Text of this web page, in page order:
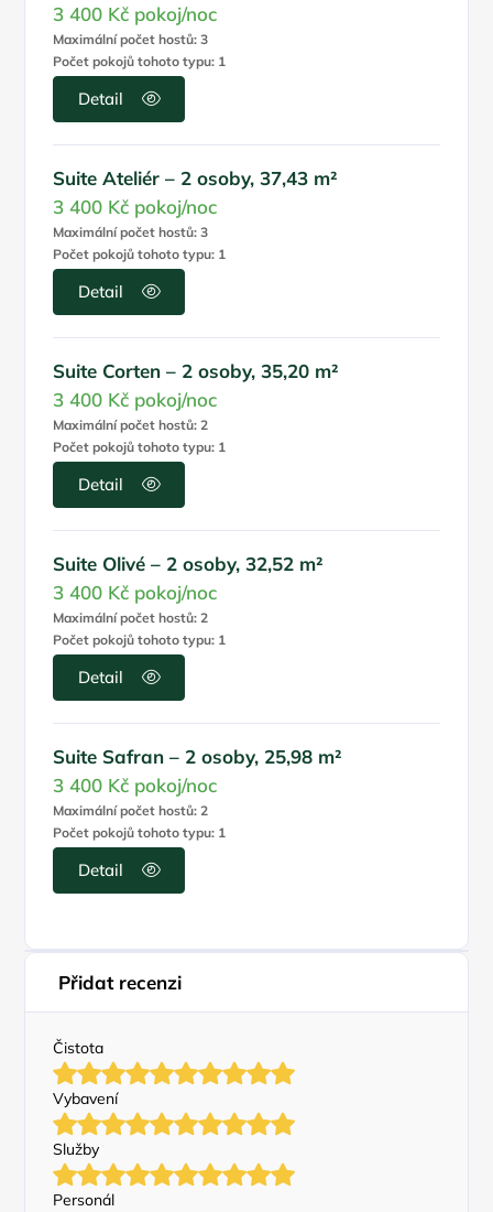
3 400 Kč pokoj/noc
Maximální počet hostů: 3
Počet pokojů tohoto typu: 1
Detail
Suite Ateliér – 2 osoby, 37,43 m²
3 400 Kč pokoj/noc
Maximální počet hostů: 3
Počet pokojů tohoto typu: 1
Detail
Suite Corten – 2 osoby, 35,20 m²
3 400 Kč pokoj/noc
Maximální počet hostů: 2
Počet pokojů tohoto typu: 1
Detail
Suite Olivé – 2 osoby, 32,52 m²
3 400 Kč pokoj/noc
Maximální počet hostů: 2
Počet pokojů tohoto typu: 1
Detail
Suite Safran – 2 osoby, 25,98 m²
3 400 Kč pokoj/noc
Maximální počet hostů: 2
Počet pokojů tohoto typu: 1
Detail
Přidat recenzi
Čistota
Vybavení
Služby
Personál